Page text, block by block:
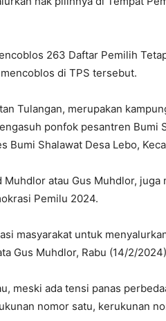
263 Daftar Pemilih
di TPS tersebut.
Tulangan, merupakan
ponfok pesantren
Bumi Shalawat Desa Lebo,
Muhdlor atau Gus Muhdlor,
Pemilu 2024.
masyarakat untuk
Gus Muhdlor, Rabu (14/2/
meski ada tensi panas
nomor satu, kerukunan